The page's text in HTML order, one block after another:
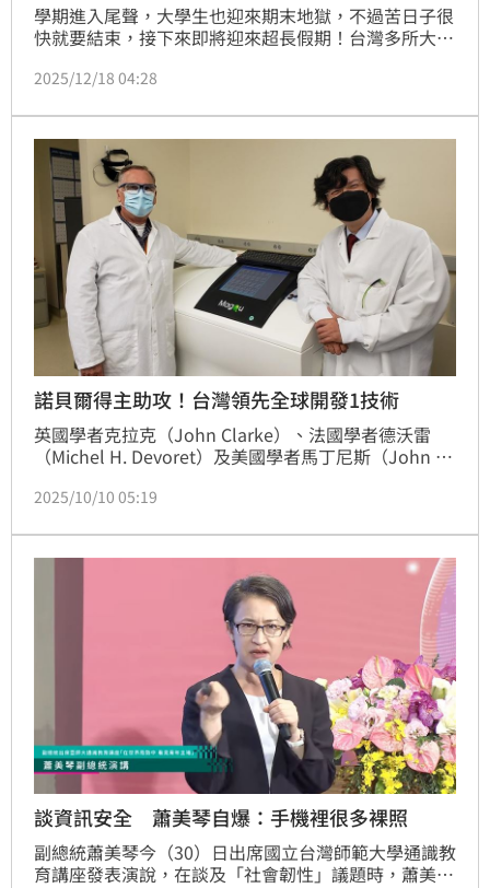
學期進入尾聲，大學生也迎來期末地獄，不過苦日子很
快就要結束，接下來即將迎來超長假期！台灣多所大學
一口氣拉長到最長 65 天，等於連續放假超過兩個月，
2025/12/18 04:28
諾貝爾得主助攻！台灣領先全球開發1技術
英國學者克拉克（John Clarke）、法國學者德沃雷
（Michel H. Devoret）及美國學者馬丁尼斯（John M.
「電路中的宏觀量子穿隧和能量量子化」獲此殊榮。台
電所將其專精的相關研究加以深化與應用，領先全球開
發出「抽血檢測失智症」技術，並成功導入臨床市場，
2025/10/10 05:19
談資訊安全 蕭美琴自爆：手機裡很多裸照
副總統蕭美琴今（30）日出席國立台灣師範大學通識教
育講座發表演說，在談及「社會韌性」議題時，蕭美琴